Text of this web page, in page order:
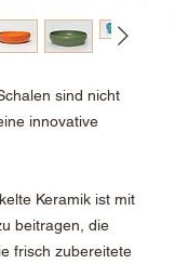
sind nicht
innovative
Keramik ist mit
beitragen, die
frisch zubereitete